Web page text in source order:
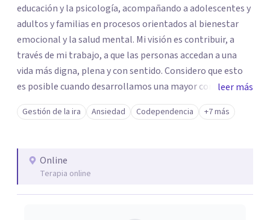
educación y la psicología, acompañando a adolescentes y
adultos y familias en procesos orientados al bienestar
emocional y la salud mental. Mi visión es contribuir, a
través de mi trabajo, a que las personas accedan a una
vida más digna, plena y con sentido. Considero que esto
es posible cuando desarrollamos una mayor conciencia
de nuestro mundo interior y de la manera en que nuestras
experiencias influyen en nuestra forma de sentir, pensar y
acompañamiento en salud mental basado en la
comprensión, la compasión y el respeto por el ritmo de
cada persona. Integro conocimientos y herramientas de
la psicología con un enfoque informado en trauma para
leer más
Gestión de la ira Ansiedad Codependencia +7 más
Online
Terapia online